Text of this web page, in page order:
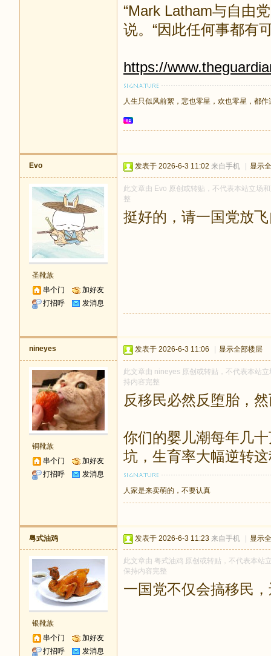
“Mark Latham与自由
说。“因此任何事都有
https://
人生只似风前絮，悲也零星，欢也零星，都作
Evo
圣靴族
串个门
加好友
打招呼
发消息
发表于 2026-6-3 11:02 来自手机 显示
此文章由 Evo 原创或转贴，不代表本站立场
整
挺好的，请一国党放
nineyes
铜靴族
串个门
加好友
打招呼
发消息
发表于 2026-6-3 11:06 显示全部楼层
此文章由 nineyes 原创或转贴，不代表本站
持内容完整
反移民必然反堕胎，
你们的婴儿潮每年几
坑，生育率大幅逆转
人家是来卖萌的，不要认真
粤式油鸡
银靴族
串个门
加好友
打招呼
发消息
发表于 2026-6-3 11:23 来自手机 显示
此文章由 粤式油鸡 原创或转贴，不代表本站
保持内容完整
一国党不仅会搞移民